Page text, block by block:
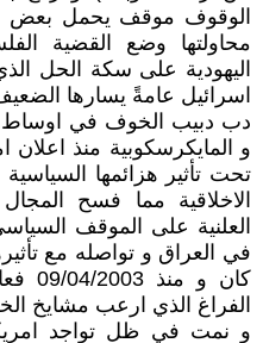
الوقوف موقف يحمل بعض
محاولتها وضع القضية
اليهودية على سكة الحل
اسرائيل عامةً يسارها
دب دبيب الخوف في اوساط
و المايكرسكوبية منذ اعلان
تحت تأثير هزائمها
الاخلاقية مما فسح
العلنية على الموقف
في العراق و تواصله مع
كان
الفراغ الذي ارعب مشايخ
و نمت في ظل تواجد